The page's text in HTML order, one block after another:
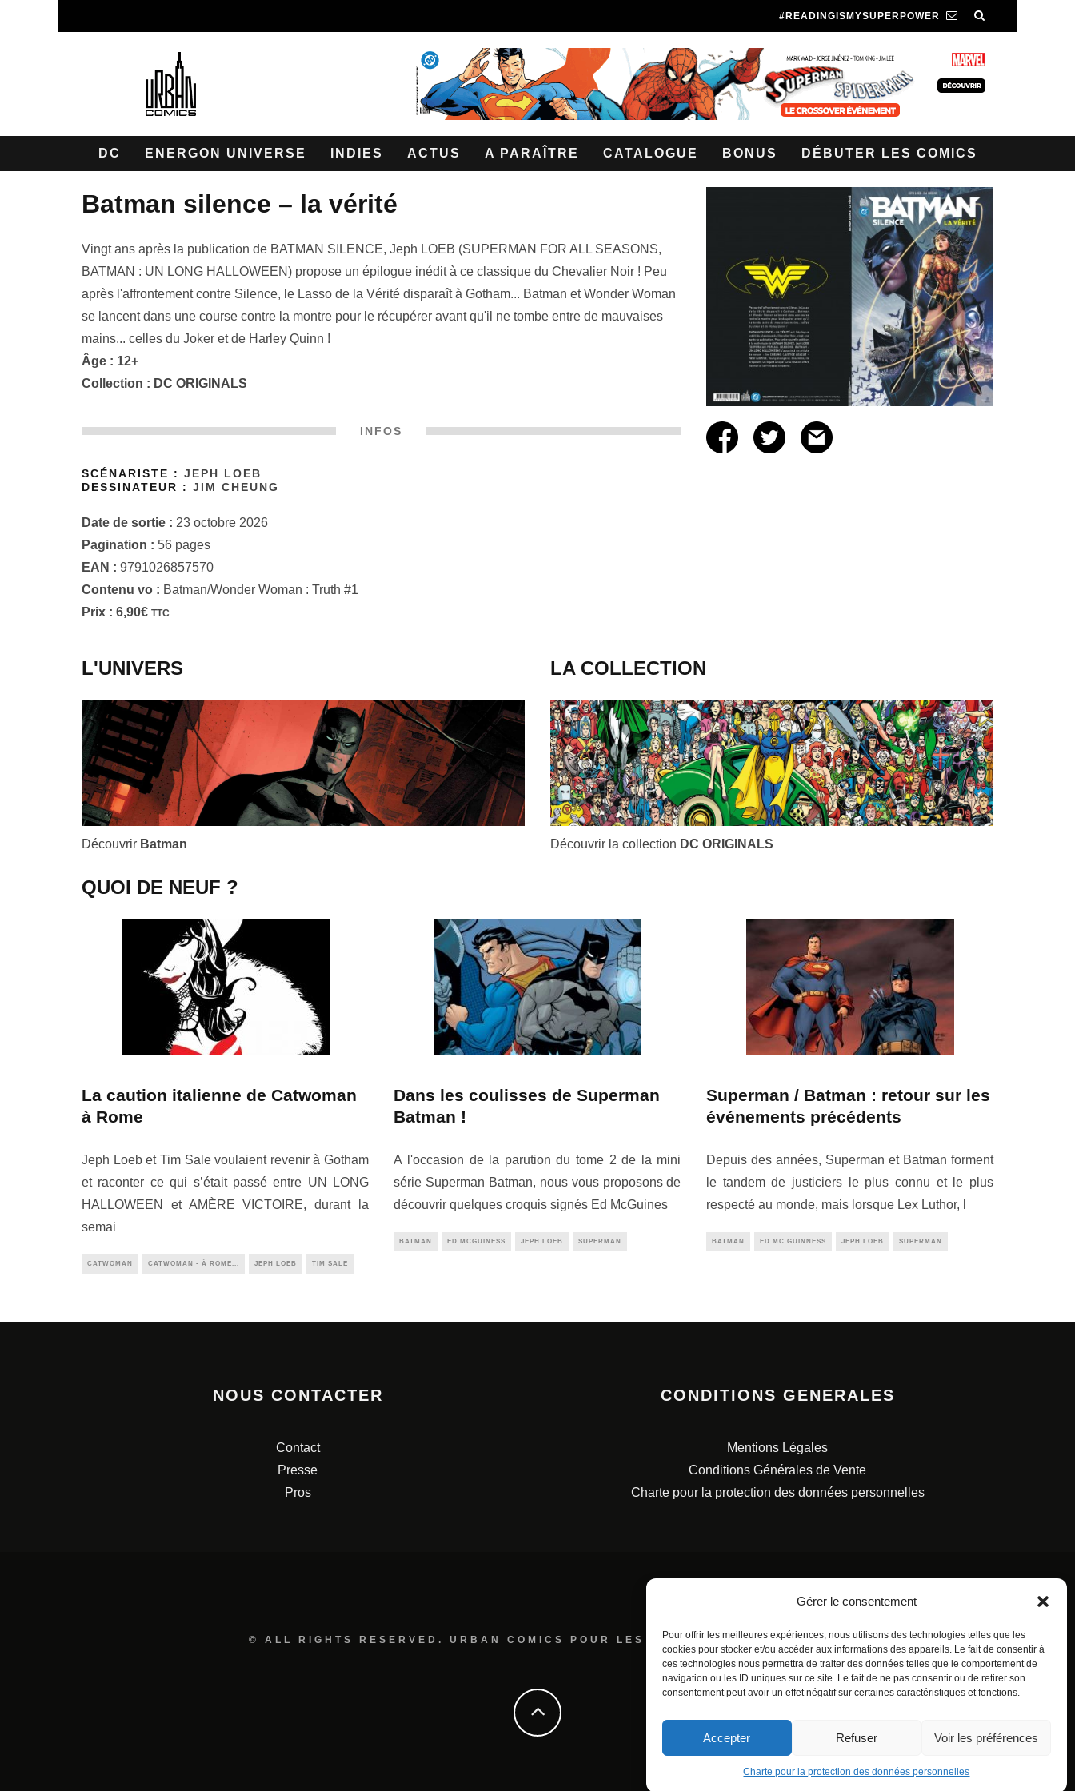
Gérer le consentement
Pour offrir les meilleures expériences, nous utilisons des technologies telles que les
cookies pour stocker et/ou accéder aux informations des appareils. Le fait de consentir à
ces technologies nous permettra de traiter des données telles que le comportement de
navigation ou les ID uniques sur ce site. Le fait de ne pas consentir ou de retirer son
consentement peut avoir un effet négatif sur certaines caractéristiques et fonctions.
Accepter Refuser Voir les préférences
Charte pour la protection des données personnelles
#READINGISMYSUPERPOWER
DC ENERGON UNIVERSE INDIES ACTUS A PARAÎTRE CATALOGUE BONUS DÉBUTER LES COMICS
batman silence – la vérité
Vingt ans après la publication de BATMAN SILENCE, Jeph LOEB (SUPERMAN FOR ALL SEASONS,
BATMAN : UN LONG HALLOWEEN) propose un épilogue inédit à ce classique du Chevalier Noir ! Peu
après l'affrontement contre Silence, le Lasso de la Vérité disparaît à Gotham... Batman et Wonder Woman
se lancent dans une course contre la montre pour le récupérer avant qu'il ne tombe entre de mauvaises
mains... celles du Joker et de Harley Quinn !
Âge : 12+
Collection : DC ORIGINALS
INFOS
SCÉNARISTE : JEPH LOEB
DESSINATEUR : JIM CHEUNG
Date de sortie : 23 octobre 2026
Pagination : 56 pages
EAN : 9791026857570
Contenu vo : Batman/Wonder Woman : Truth #1
Prix : 6,90€ TTC
L'UNIVERS
Découvrir Batman
LA COLLECTION
Découvrir la collection DC ORIGINALS
QUOI DE NEUF ?
La caution italienne de Catwoman
à Rome
Jeph Loeb et Tim Sale voulaient revenir à Gotham
et raconter ce qui s’était passé entre UN LONG
HALLOWEEN et AMÈRE VICTOIRE, durant la
semai
CATWOMAN CATWOMAN - À ROME... JEPH LOEB TIM SALE
Dans les coulisses de Superman
Batman !
A l'occasion de la parution du tome 2 de la mini
série Superman Batman, nous vous proposons de
découvrir quelques croquis signés Ed McGuines
BATMAN ED MCGUINESS JEPH LOEB SUPERMAN
Superman / Batman : retour sur les
événements précédents
Depuis des années, Superman et Batman forment
le tandem de justiciers le plus connu et le plus
respecté au monde, mais lorsque Lex Luthor, l
BATMAN ED MC GUINNESS JEPH LOEB SUPERMAN
NOUS CONTACTER
Contact
Presse
Pros
CONDITIONS GENERALES
Mentions Légales
Conditions Générales de Vente
Charte pour la protection des données personnelles
© ALL RIGHTS RESERVED. URBAN COMICS POUR LES ÉDITIONS FRANÇAISES.